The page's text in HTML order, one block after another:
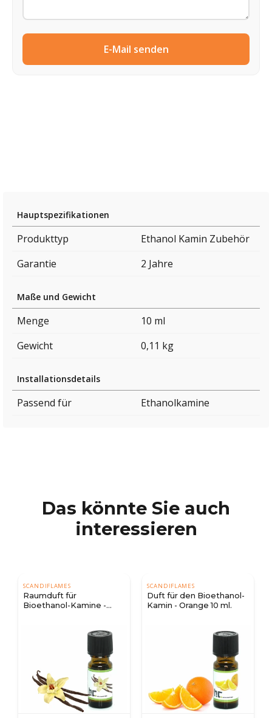
E-Mail senden
Hauptspezifikationen
Produkttyp
Ethanol Kamin Zubehör
Garantie
2 Jahre
Maße und Gewicht
Menge
10 ml
Gewicht
0,11 kg
Installationsdetails
Passend für Ethanolkamine
Das könnte Sie auch
interessieren
SCANDIFLAMES
Raumduft für
Bioethanol-Kamine -
SCANDIFLAMES
Duft für den Bioethanol-
Kamin - Orange 10 ml.